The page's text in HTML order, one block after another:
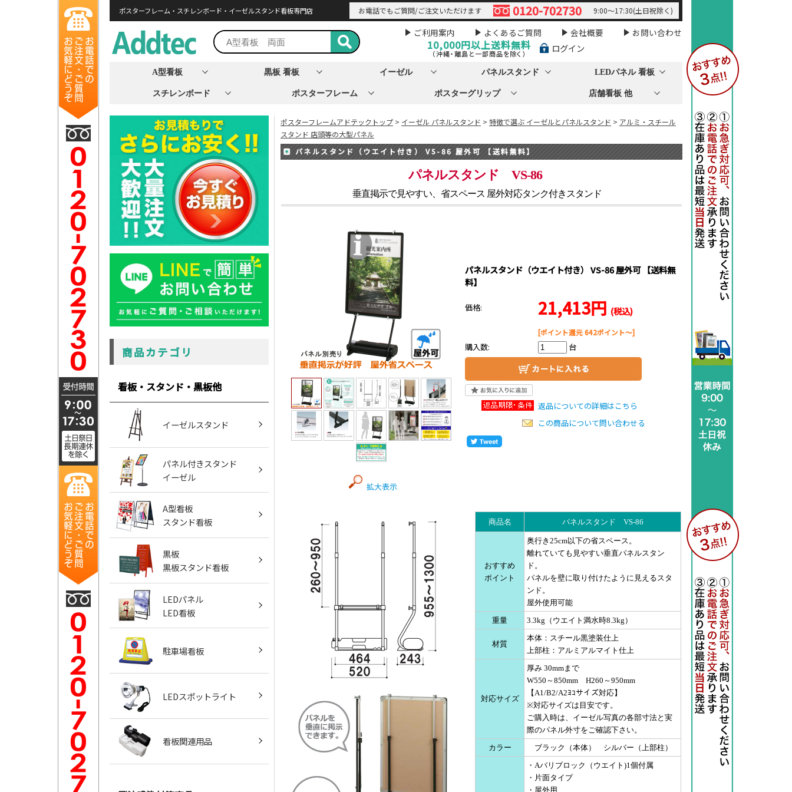
ポスターフレーム・スチレンボード・イーゼルスタンド看板専門店 お電話でもご質問/ご注文いただけます 0120-702730 9:00～17:30(土日祝除く)
ご利用案内 よくあるご質問 会社概要 お問い合わせ
10,000円以上送料無料
（沖縄・離島と一部商品を除く） ログイン
A型看板 黒板 看板 イーゼル パネルスタンド LEDパネル 看板
スチレンボード ポスターフレーム ポスターグリップ 店舗看板 他
商品カテゴリ
看板・スタンド・黒板他
イーゼルスタンド
パネル付きスタンド
イーゼル
A型看板
スタンド看板
黒板
黒板スタンド看板
LEDパネル
LED看板
駐車場看板
LEDスポットライト
看板関連用品
ポスターフレームアドテックトップ > イーゼル パネルスタンド > 特徴で選ぶ イーゼルとパネルスタンド > アルミ・スチール
スタンド 店頭等の大型パネル
パネルスタンド（ウエイト付き） VS-86 屋外可 【送料無料】
パネルスタンド VS-86
垂直掲示で見やすい、省スペース 屋外対応タンク付きスタンド
拡大表示
パネルスタンド（ウエイト付き） VS-86 屋外可 【送料無
料】
価格: 21,413円 (税込)
[ポイント還元 642ポイント～]
購入数: 台
返品についての詳細はこちら
この商品について問い合わせる
商品名 パネルスタンド VS-86
おすすめ
ポイント
奥行き25cm以下の省スペース。
離れていても見やすい垂直パネルスタン
ド。
パネルを壁に取り付けたように見えるスタ
ンド。
屋外使用可能
重量
3.3kg（ウエイト満水時8.3kg）
材質
本体：スチール黒塗装仕上
上部柱：アルミアルマイト仕上
対応サイズ
厚み 30mmまで
W550～850mm H260～950mm
【A1/B2/A2ﾖｺサイズ対応】
※対応サイズは目安です。
ご購入時は、イーゼル写真の各部寸法と実
際のパネル外寸をご確認下さい。
カラー
ブラック（本体） シルバー（上部柱）
・Aバリブロック（ウエイト)1個付属
・片面タイプ
・屋外用